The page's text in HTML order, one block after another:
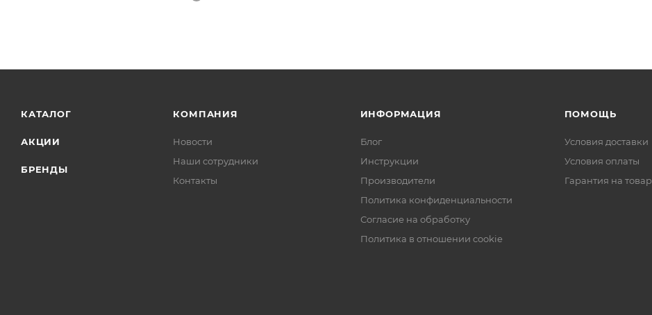
КАТАЛОГ
АКЦИИ
БРЕНДЫ
КОМПАНИЯ
Новости
Наши сотрудники
Контакты
ИНФОРМАЦИЯ
Блог
Инструкции
Производители
Политика конфиденциальности
Согласие на обработку
Политика в отношении cookie
ПОМОЩЬ
Условия доставки
Условия оплаты
Гарантия на товар